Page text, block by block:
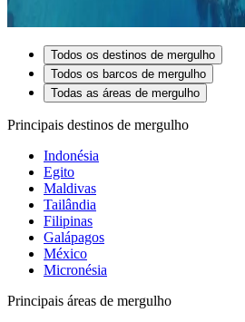
Todos os destinos de mergulho
Todos os barcos de mergulho
Todas as áreas de mergulho
Principais destinos de mergulho
Indonésia
Egito
Maldivas
Tailândia
Filipinas
Galápagos
México
Micronésia
Principais áreas de mergulho